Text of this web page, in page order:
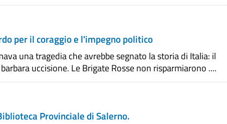
per il coraggio e l'impegno politico
una tragedia che avrebbe segnato la storia di Italia: il
uccisione. Le Brigate Rosse non risparmiarono ....
Provinciale di Salerno.